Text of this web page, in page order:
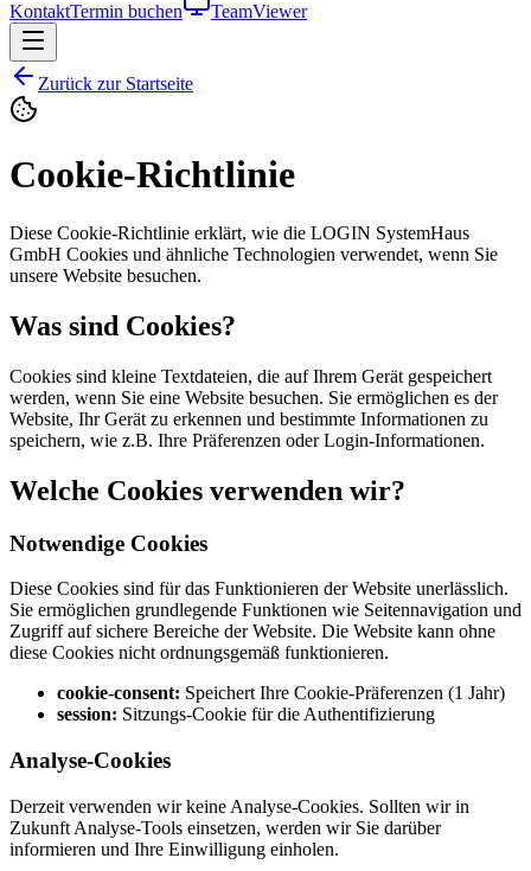
KontaktTermin buchen TeamViewer
Zurück zur Startseite
Cookie-Richtlinie
Diese Cookie-Richtlinie erklärt, wie die LOGIN SystemHaus
GmbH Cookies und ähnliche Technologien verwendet, wenn Sie
unsere Website besuchen.
Was sind Cookies?
Cookies sind kleine Textdateien, die auf Ihrem Gerät gespeichert
werden, wenn Sie eine Website besuchen. Sie ermöglichen es der
Website, Ihr Gerät zu erkennen und bestimmte Informationen zu
speichern, wie z.B. Ihre Präferenzen oder Login-Informationen.
Welche Cookies verwenden wir?
Notwendige Cookies
Diese Cookies sind für das Funktionieren der Website unerlässlich.
Sie ermöglichen grundlegende Funktionen wie Seitennavigation und
Zugriff auf sichere Bereiche der Website. Die Website kann ohne
diese Cookies nicht ordnungsgemäß funktionieren.
cookie-consent: Speichert Ihre Cookie-Präferenzen (1 Jahr)
session: Sitzungs-Cookie für die Authentifizierung
Analyse-Cookies
Derzeit verwenden wir keine Analyse-Cookies. Sollten wir in
Zukunft Analyse-Tools einsetzen, werden wir Sie darüber
informieren und Ihre Einwilligung einholen.